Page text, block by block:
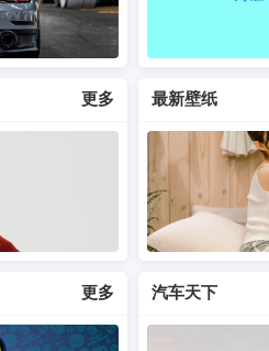
更多 最新壁纸
更多 汽车天下